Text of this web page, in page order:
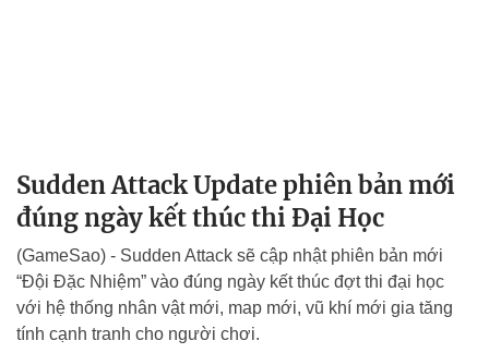
Sudden Attack Update phiên bản mới
đúng ngày kết thúc thi Đại Học
(GameSao) - Sudden Attack sẽ cập nhật phiên bản mới
“Đội Đặc Nhiệm” vào đúng ngày kết thúc đợt thi đại học
với hệ thống nhân vật mới, map mới, vũ khí mới gia tăng
tính cạnh tranh cho người chơi.